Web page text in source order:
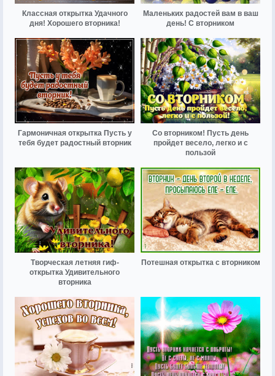
Классная открытка Удачного
дня! Хорошего вторника!
Маленьких радостей вам в ваш
день! С вторником
Гармоничная открытка Пусть у
тебя будет радостный вторник
Со вторником! Пусть день
пройдет весело, легко и с
пользой
Творческая летняя гиф-
открытка Удивительного
вторника
Потешная открытка с вторником